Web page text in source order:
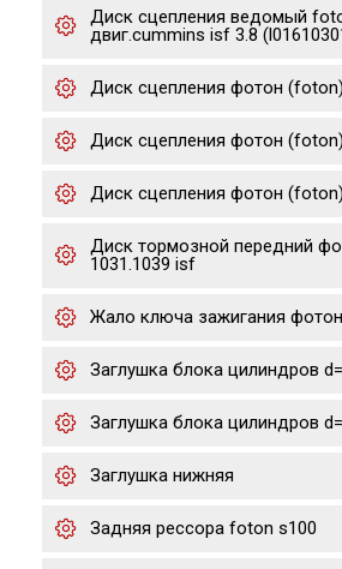
Диск сцепления ведомый
двиг.cummins isf 3.8
Диск сцепления фотон
Диск сцепления фотон
Диск сцепления фотон
Диск тормозной передний
1031.1039 isf
Жало ключа зажигания
Заглушка блока цилиндров
Заглушка блока цилиндров
Заглушка нижняя
Задняя рессора foton s100